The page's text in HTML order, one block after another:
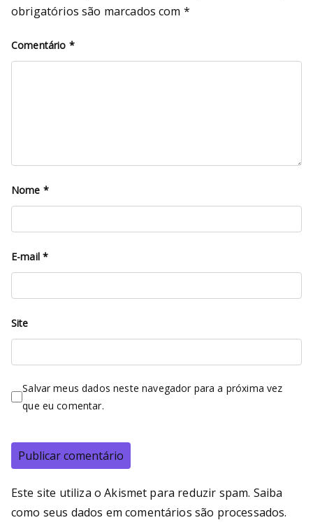
obrigatórios são marcados com *
Comentário *
Nome *
E-mail*
Site
Salvar meus dados neste navegador para a próxima vez
que eu comentar.
Este site utiliza o Akismet para reduzir spam. Saiba
como seus dados em comentários são processados.